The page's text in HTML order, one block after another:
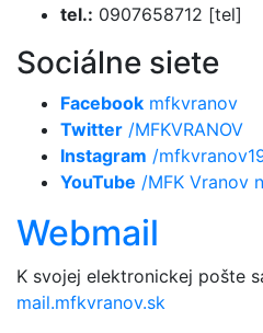
tel.: 0907658712 [tel]
Sociálne siete
Facebook mfkvranov
Twitter /MFKVRANOV
Instagram /
YouTube /MFK Vranov
Webmail
K svojej elektronickej pošte
mail.mfkvranov.sk